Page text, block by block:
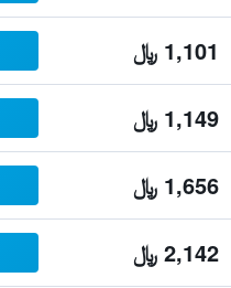
1,101 ﷼
1,149 ﷼
1,656 ﷼
2,142 ﷼